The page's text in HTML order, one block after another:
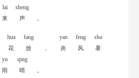
lai
来
sheng
声
。
hua
花
fang
放
，
yan
炎
feng
风
shu
暑
yu
雨
qing
晴
。